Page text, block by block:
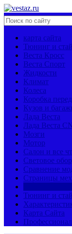
карта сайта
Тюнинг и
Веста Кросс
Веста Спорт
Жидкости
Климат
Колеса
Коробка
Кузов и
Лада Веста
Лада Веста
Мозги
Мотор
Салон и все
Световое
Сравнение
Страницы
Тюнинг и
Карта Сайта